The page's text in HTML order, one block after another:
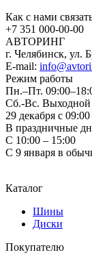
Как с нами
+7 351 000-00-00
АВТОРИНГ
г. Челябинск, ул.
E-mail:
Режим работы
Пн.–Пт.
Сб.-Вс. Выходной
29 декабря с
В праздничные
С 10:00 – 15:00
С 9 января в
Каталог
Шины
Диски
Покупателю